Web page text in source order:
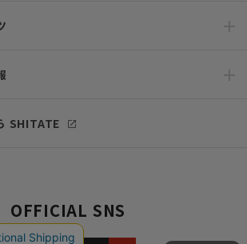
SHITATE
OFFICIAL SNS